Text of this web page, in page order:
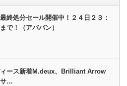
終処分セール開催中！２４日２３：
で！（アババン）
ィース新着M.deux、Brilliant Arrow
サ…